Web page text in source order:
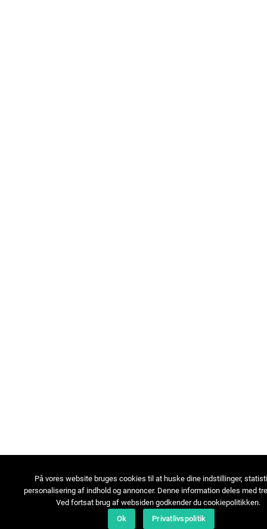
På vores website bruges cookies til at huske dine indstillinger,
personalisering af indhold og annoncer. Denne information deles med
Ved fortsat brug af websiden godkender du cookiepolitikken.
Ok
Privatlivspolitik